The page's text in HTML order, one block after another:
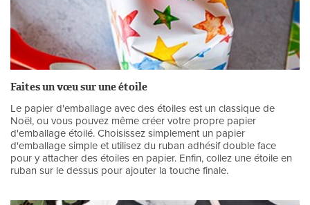
Faites un vœu sur une étoile
Le papier d'emballage avec des étoiles est un classique de
Noël, ou vous pouvez même créer votre propre papier
d'emballage étoilé. Choisissez simplement un papier
d'emballage simple et utilisez du ruban adhésif double face
pour y attacher des étoiles en papier. Enfin, collez une étoile en
ruban sur le dessus pour ajouter la touche finale.